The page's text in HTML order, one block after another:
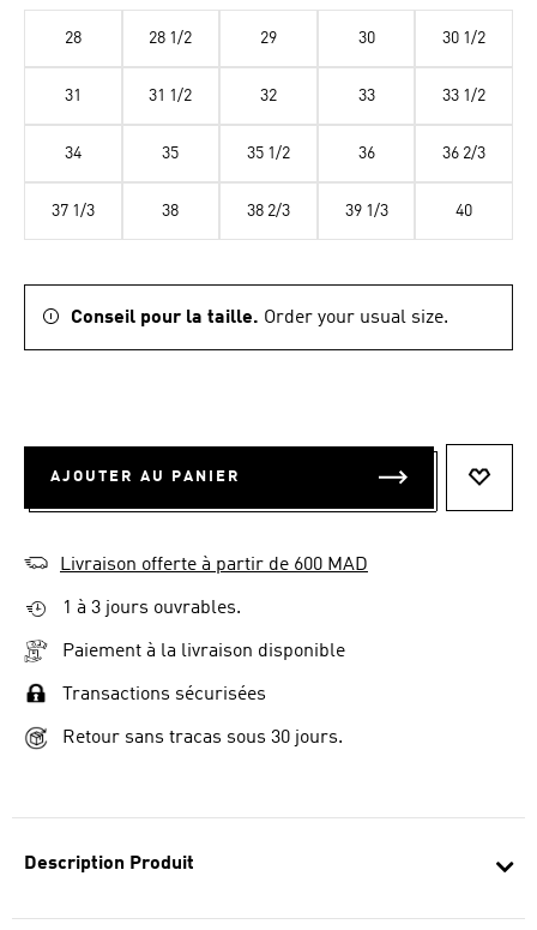
Description Produit
page.
28 28 1/2 29 30 30 1/2
31 31 1/2 32 33 33 1/2
34 35 35 1/2 36 36 2/3
37 1/3 38 38 2/3 39 1/3 40
Conseil pour la taille. Order your usual size.
AJOUTER AU PANIER
Livraison offerte à partir de 600 MAD
1 à 3 jours ouvrables.
Paiement à la livraison disponible
Transactions sécurisées
Retour sans tracas sous 30 jours.